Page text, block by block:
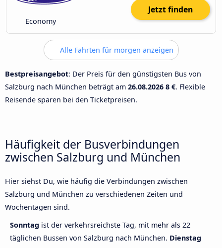
Economy
Jetzt finden
Alle Fahrten für morgen anzeigen
Bestpreisangebot: Der Preis für den günstigsten Bus von
Salzburg nach München beträgt am 26.08.2026 8 €. Flexible
Reisende sparen bei den Ticketpreisen.
Häufigkeit der Busverbindungen
zwischen Salzburg und München
Hier siehst Du, wie häufig die Verbindungen zwischen
Salzburg und München zu verschiedenen Zeiten und
Wochentagen sind.
Sonntag ist der verkehrsreichste Tag, mit mehr als 22
täglichen Bussen von Salzburg nach München. Dienstag